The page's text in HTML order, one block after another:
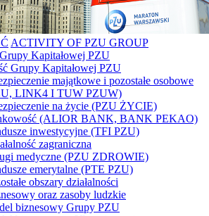
ACTIVITY OF PZU GROUP
Kapitałowej PZU
Grupy Kapitałowej PZU
majątkowe i pozostałe osobowe
LINK4 I TUW PZUW)
na życie (PZU ŻYCIE)
(ALIOR BANK, BANK PEKAO)
inwestycyjne (TFI PZU)
zagraniczna
medyczne (PZU ZDROWIE)
emerytalne (PTE PZU)
obszary działalności
oraz zasoby ludzkie
biznesowy Grupy PZU